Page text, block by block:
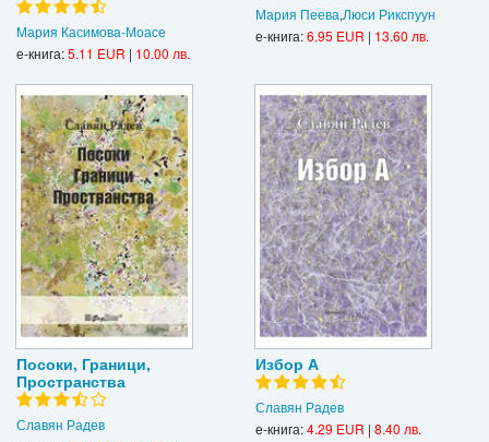
Мария Касимова-Моасе
е-книга:5.11 EUR | 10.00 лв.
Мария Пеева,Люси Рикспуун
е-книга:6.95 EUR | 13.60 лв.
Посоки, Граници,
Пространства
Славян Радев
Избор А
Славян Радев
е-книга:4.29 EUR | 8.40 лв.